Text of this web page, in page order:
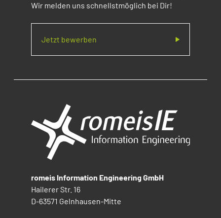
Wir melden uns schnellstmöglich bei Dir!
Jetzt bewerben
romeis Information Engineering GmbH
Hailerer Str. 16
D-63571 Gelnhausen-Mitte